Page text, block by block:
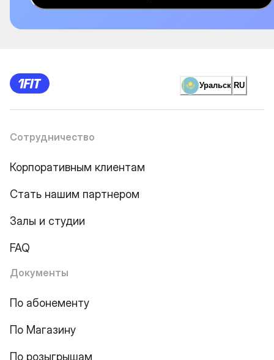
Уральск RU
Сотрудничество
Корпоративным клиентам
Стать нашим партнером
Залы и студии
FAQ
Документы
По абонементу
По Магазину
По розыгрышам